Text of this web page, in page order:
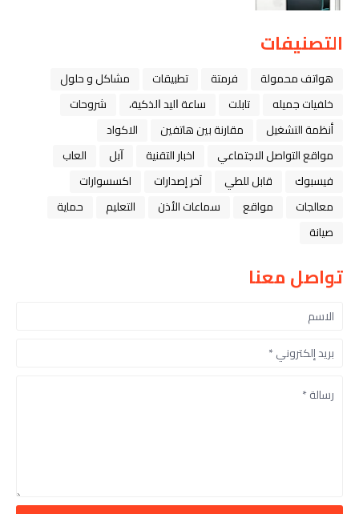
التصنيفات
هواتف محمولة فرمتة تطبيقات
مشاكل و حلول
خلفيات جميله
تابلت ﺳﺎﻋﺔ ﺍﻟﻴﺪ ﺍﻟﺬﻛﻴﺔ،
شروحات
أنظمة التشغيل
مقارنة بين هاتفين
الاكواد
مواقع التواصل الاجتماعي
اخبار التقنية ﺁﺑﻞ
العاب
فيسبوك
قابل للطي آخر إصدارات
اكسسوارات
معالجات
مواقع سماعات الأذن التعليم
حماية
صيانة
تواصل معنا